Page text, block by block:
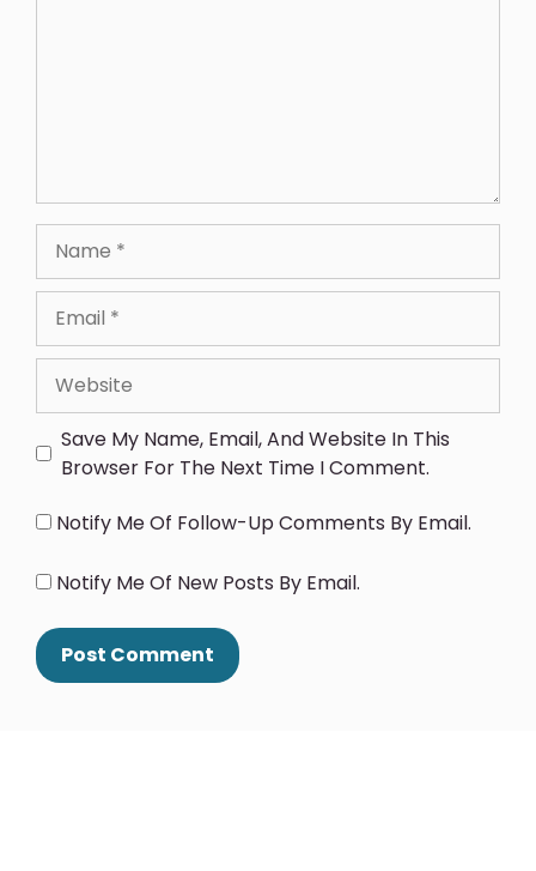
Save My Name, Email, And Website In This
Browser For The Next Time I Comment.
Notify Me Of Follow-Up Comments By Email.
Notify Me Of New Posts By Email.